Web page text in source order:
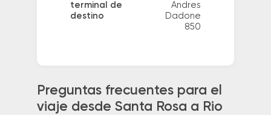
terminal de
destino
Andres
Dadone
850
Preguntas frecuentes para el
viaje desde Santa Rosa a Rio